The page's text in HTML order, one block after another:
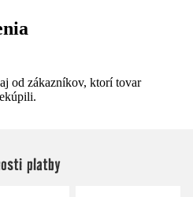
od zákazníkov, ktorí tovar
platby